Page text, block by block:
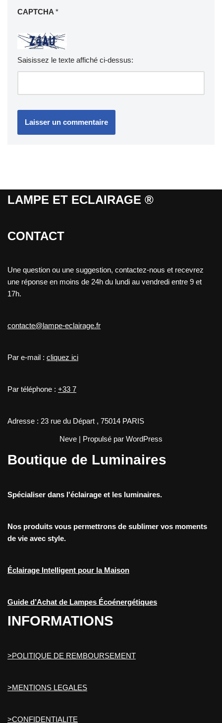
CAPTCHA *
Saisissez le texte affiché ci-dessus:
LAMPE ET ECLAIRAGE ®
CONTACT
Une question ou une suggestion, contactez-nous et recevrez
une réponse en moins de 24h du lundi au vendredi entre 9 et
17h.
contacte@lampe-eclairage.fr
Par e-mail : cliquez ici
Par téléphone : +33 7
Adresse : 23 rue du Départ , 75014 PARIS
Neve | Propulsé par WordPress
Boutique de Luminaires
Spécialiser dans l'éclairage et les luminaires.
Nos produits vous permettrons de sublimer vos moments
de vie avec style.
Éclairage Intelligent pour la Maison
Guide d’Achat de Lampes Écoénergétiques
INFORMATIONS
>POLITIQUE DE REMBOURSEMENT
>MENTIONS LEGALES
>CONFIDENTIALITE